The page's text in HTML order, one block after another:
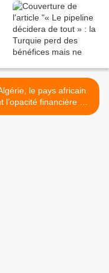
le pays africain
l’opacité financière est
la plus impactante >